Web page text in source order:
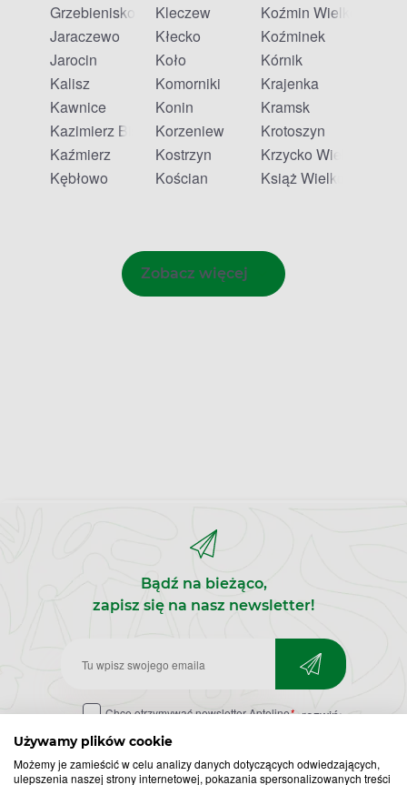
Używamy plików cookie
Możemy je zamieścić w celu analizy danych dotyczących odwiedzających,
ulepszenia naszej strony internetowej, pokazania spersonalizowanych treści
Grzebienisko
Jaraczewo
Jarocin
Kalisz
Kawnice
Kazimierz Biskupi
Kaźmierz
Kębłowo
Kleczew
Kłecko
Koło
Komorniki
Konin
Korzeniew
Kostrzyn
Kościan
Koźmin Wielkopolski
Koźminek
Kórnik
Krajenka
Kramsk
Krotoszyn
Krzycko Wielkie
Książ Wielkopolski
Zobacz więcej
Bądź na bieżąco,
zapisz się na nasz newsletter!
Zapisz
do
newslettera
Chcę otrzymywać newsletter Apteline* rozwiń>